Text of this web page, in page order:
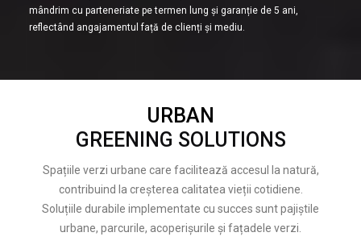
mândrim cu parteneriate pe termen lung și garanție de 5 ani,
reflectând angajamentul față de clienți și mediu.
URBAN
GREENING SOLUTIONS
Spațiile verzi urbane care facilitează accesul la natură,
contribuind la creșterea calitatea vieții cotidiene.
Soluțiile durabile implementate cu succes sunt pajiștile
urbane, parcurile, acoperișurile și fațadele verzi.